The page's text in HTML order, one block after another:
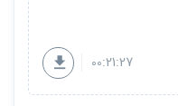
00:21:27